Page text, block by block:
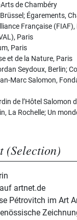
de Chambéry
Égarements,
Française
Paris
Paris
et de la Nature, Paris
Seydoux, Berlin;
Marc Salomon,
de l’Hôtel Salomon
La Rochelle; Un
(Selection)
artnet.de
Pétrovitch im Art